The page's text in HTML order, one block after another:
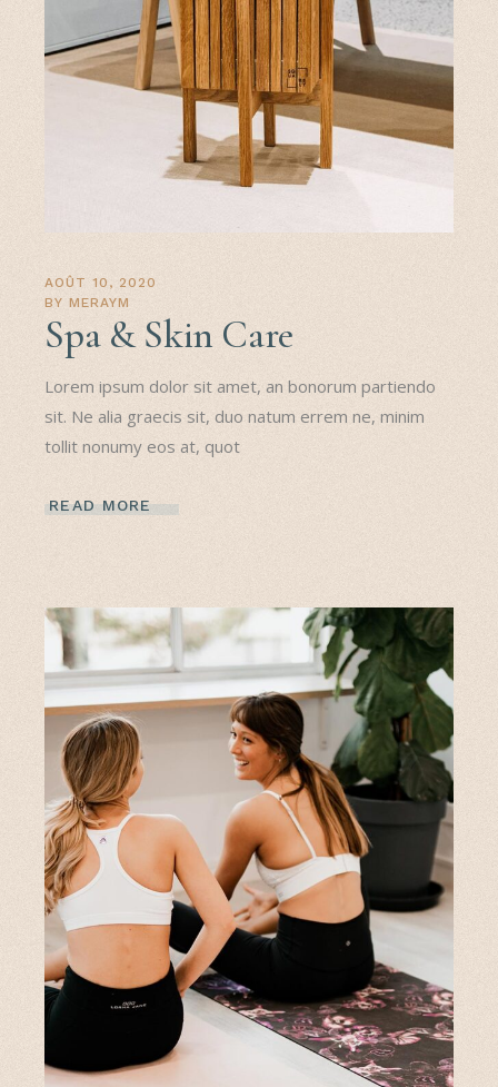
AOÛT 10, 2020
BY MERAYM
Spa & Skin Care
Lorem ipsum dolor sit amet, an bonorum partiendo
sit. Ne alia graecis sit, duo natum errem ne, minim
tollit nonumy eos at, quot
READ MORE